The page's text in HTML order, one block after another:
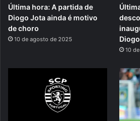
Última hora: A partida de
Diogo Jota ainda é motivo
de choro
10 de agosto de 2025
10